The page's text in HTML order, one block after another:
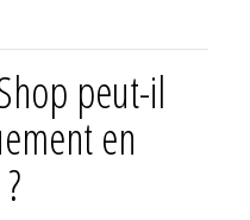
peut-il
en